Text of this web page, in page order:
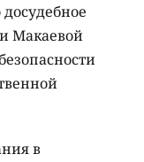
Макаевой
в